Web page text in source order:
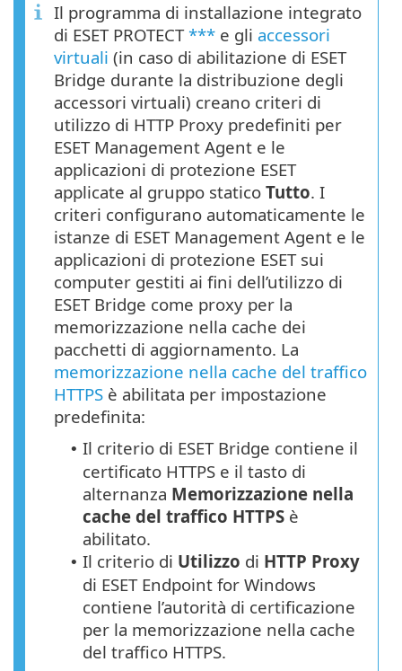
Il programma di installazione integrato
di ESET PROTECT*** e gli accessori
virtuali (in caso di abilitazione di ESET
Bridge durante la distribuzione degli
accessori virtuali) creano criteri di
utilizzo di HTTP Proxy predefiniti per
ESET Management Agent e le
applicazioni di protezione ESET
applicate al gruppo statico Tutto. I
criteri configurano automaticamente le
istanze di ESET Management Agent e le
applicazioni di protezione ESET sui
computer gestiti ai fini dell’utilizzo di
ESET Bridge come proxy per la
memorizzazione nella cache dei
pacchetti di aggiornamento. La
memorizzazione nella cache del traffico
HTTPS è abilitata per impostazione
predefinita:
• Il criterio di ESET Bridge contiene il
certificato HTTPS e il tasto di
alternanza Memorizzazione nella
cache del traffico HTTPS è
abilitato.
• Il criterio di Utilizzo di HTTP Proxy
di ESET Endpoint for Windows
contiene l’autorità di certificazione
per la memorizzazione nella cache
del traffico HTTPS.